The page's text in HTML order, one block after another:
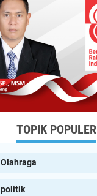
TOPIK POPULER
Olahraga
politik